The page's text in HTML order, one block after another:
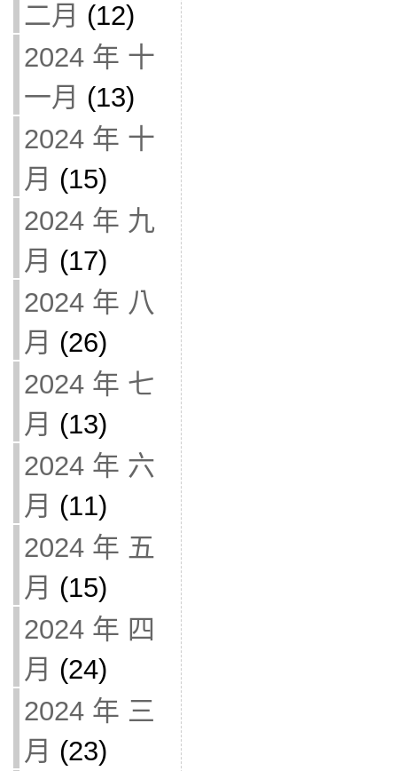
二月 (12)
2024 年 十
一月 (13)
2024 年 十
月 (15)
2024 年 九
月 (17)
2024 年 八
月 (26)
2024 年 七
月 (13)
2024 年 六
月 (11)
2024 年 五
月 (15)
2024 年 四
月 (24)
2024 年 三
月 (23)